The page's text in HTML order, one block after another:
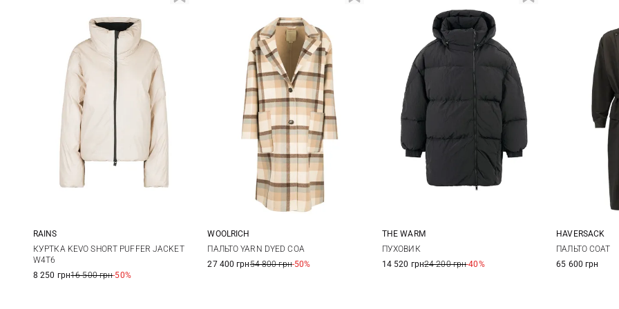
XS S M L
RAINS
КУРТКА KEVO SHORT PUFFER JACKET
W4T6
8 250 грн16 500 грн-50%
XS S
WOOLRICH
ПАЛЬТО YARN DYED COA
27 400 грн54 800 грн-50%
THE WARM
ПУХОВИК
14 520 грн24 200 грн-40%
XXS
HAVERSACK
ПАЛЬТО COAT
65 600 грн